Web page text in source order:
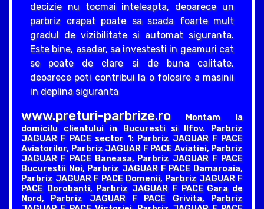
decizie nu tocmai inteleapta, deoarece un
parbriz crapat poate sa scada foarte mult
gradul de vizibilitate si automat siguranta.
Este bine, asadar, sa investesti in geamuri cat
se poate de clare si de buna calitate,
deoarece poti contribui la o folosire a masinii
in deplina siguranta
www.preturi-parbrize.roMontam la
domicilu clientului in Bucuresti si Ilfov. Parbriz
JAGUAR F PACE sector 1: Parbriz JAGUAR F PACE
Aviatorilor, Parbriz JAGUAR F PACE Aviatiei, Parbriz
JAGUAR F PACE Baneasa, Parbriz JAGUAR F PACE
Bucurestii Noi, Parbriz JAGUAR F PACE Damaroaia,
Parbriz JAGUAR F PACE Domenii, Parbriz JAGUAR F
PACE Dorobanti, Parbriz JAGUAR F PACE Gara de
Nord, Parbriz JAGUAR F PACE Grivita, Parbriz